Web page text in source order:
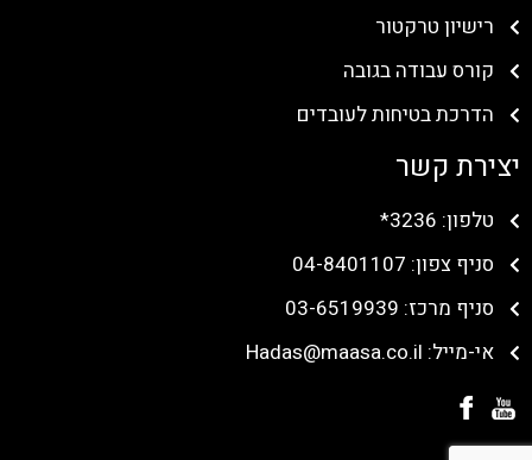
רישיון טרקטור
קורס עבודה בגובה
הדרכת בטיחות לעובדים
יצירת קשר
טלפון: 3236*
סניף צפון: 04-8401107
סניף מרכז: 03-6519939
אי-מייל: Hadas@maasa.co.il